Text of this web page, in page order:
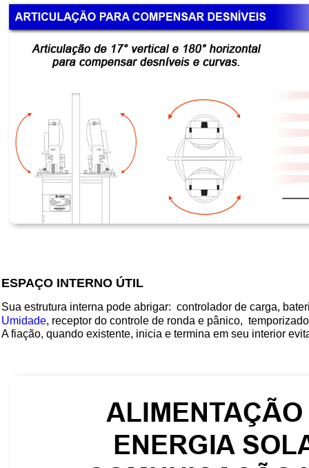
ESPAÇO INTERNO ÚTIL
Sua estrutura interna pode abrigar: controlador de carga,
Umidade, receptor do controle de ronda e pânico,
A fiação, quando existente, inicia e termina em seu interior